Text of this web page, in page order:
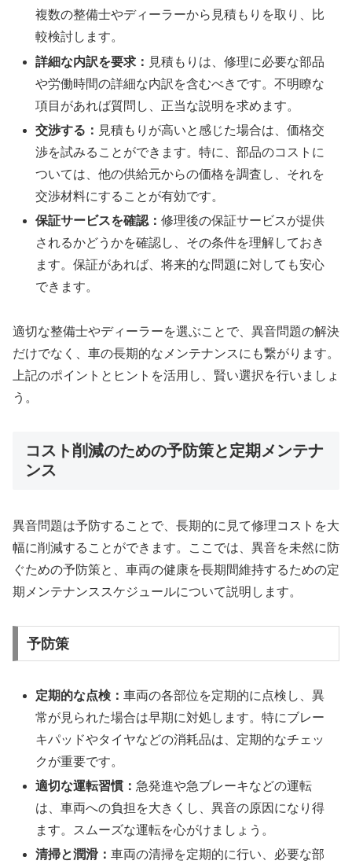
複数の整備士やディーラーから見積もりを取り、比
較検討します。
詳細な内訳を要求： 見積もりは、修理に必要な部品
や労働時間の詳細な内訳を含むべきです。不明瞭な
項目があれば質問し、正当な説明を求めます。
交渉する： 見積もりが高いと感じた場合は、価格交
渉を試みることができます。特に、部品のコストに
ついては、他の供給元からの価格を調査し、それを
交渉材料にすることが有効です。
保証サービスを確認：修理後の保証サービスが提供
されるかどうかを確認し、その条件を理解しておき
ます。保証があれば、将来的な問題に対しても安心
できます。
適切な整備士やディーラーを選ぶことで、異音問題の解決
だけでなく、車の長期的なメンテナンスにも繋がります。
上記のポイントとヒントを活用し、賢い選択を行いましょ
う。
コスト削減のための予防策と定期メンテナ
ンス
異音問題は予防することで、長期的に見て修理コストを大
幅に削減することができます。ここでは、異音を未然に防
ぐための予防策と、車両の健康を長期間維持するための定
期メンテナンススケジュールについて説明します。
予防策
定期的な点検：車両の各部位を定期的に点検し、異
常が見られた場合は早期に対処します。特にブレー
キパッドやタイヤなどの消耗品は、定期的なチェッ
クが重要です。
適切な運転習慣： 急発進や急ブレーキなどの運転
は、車両への負担を大きくし、異音の原因になり得
ます。スムーズな運転を心がけましょう。
清掃と潤滑：車両の清掃を定期的に行い、必要な部